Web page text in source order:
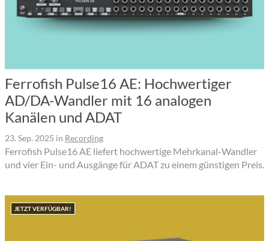
Ferrofish Pulse16 AE: Hochwertiger
AD/DA-Wandler mit 16 analogen
Kanälen und ADAT
23. Sep. 2025 in Recording
Ferrofish Pulse16 AE liefert hochwertige Mehrkanal-Wandler
und vier Ein- und Ausgänge für ADAT zu einem günstigen Preis.
JETZT VERFÜGBAR!